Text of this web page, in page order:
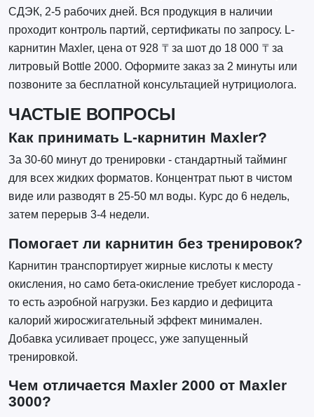
СДЭК, 2-5 рабочих дней. Вся продукция в наличии
проходит контроль партий, сертификаты по запросу. L-
карнитин Maxler, цена от 928 ₸ за шот до 18 000 ₸ за
литровый Bottle 2000. Оформите заказ за 2 минуты или
позвоните за бесплатной консультацией нутрициолога.
ЧАСТЫЕ ВОПРОСЫ
Как принимать L-карнитин Maxler?
За 30-60 минут до тренировки - стандартный тайминг
для всех жидких форматов. Концентрат пьют в чистом
виде или разводят в 25-50 мл воды. Курс до 6 недель,
затем перерыв 3-4 недели.
Помогает ли карнитин без тренировок?
Карнитин транспортирует жирные кислоты к месту
окисления, но само бета-окисление требует кислорода -
то есть аэробной нагрузки. Без кардио и дефицита
калорий жиросжигательный эффект минимален.
Добавка усиливает процесс, уже запущенный
тренировкой.
Чем отличается Maxler 2000 от Maxler
3000?